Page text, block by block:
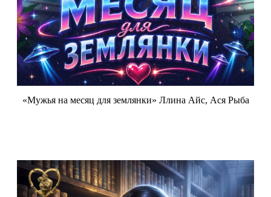
«Мужья на месяц для землянки» Ллина Айс, Ася Рыба